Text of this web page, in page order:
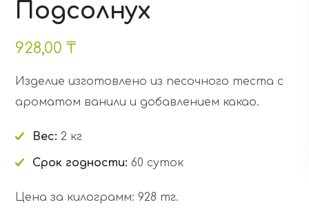
Подсолнух
928,00₸
Изделие изготовлено из песочного теста с
ароматом ванили и добавлением какао.
Вес: 2 кг
Срок годности: 60 суток
Цена за килограмм: 928 тг.